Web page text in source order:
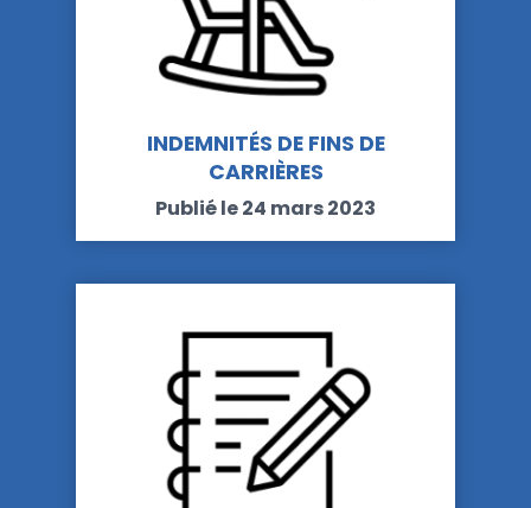
INDEMNITÉS DE FINS DE
CARRIÈRES
Publié le 24 mars 2023